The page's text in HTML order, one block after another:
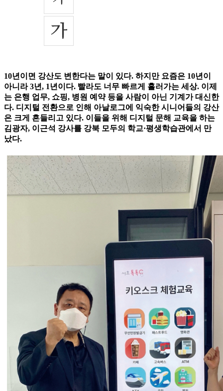
10년이면 강산도 변한다는 말이 있다. 하지만 요즘은 10년이
아니라 3년, 1년이다. 빨라도 너무 빠르게 흘러가는 세상. 이제
는 은행 업무, 쇼핑, 병원 예약 등을 사람이 아닌 기계가 대신한
다. 디지털 전환으로 인해 아날로그에 익숙한 시니어들의 강산
은 크게 흔들리고 있다. 이들을 위해 디지털 문해 교육을 하는
김광자, 이근석 강사를 강북 모두의 학교·평생학습관에서 만
났다.